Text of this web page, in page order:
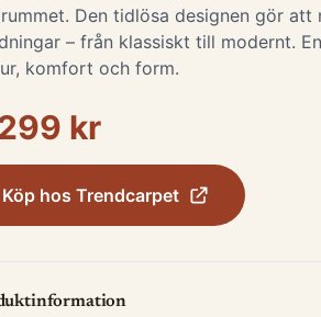
Den tidlösa designen gör
– från klassiskt till modernt.
komfort och form.
kr
Köp hos Trendcarpet